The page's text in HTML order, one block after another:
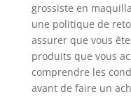
grossiste en
une politique de
assurer que vous
produits que vous
comprendre les
avant de faire un